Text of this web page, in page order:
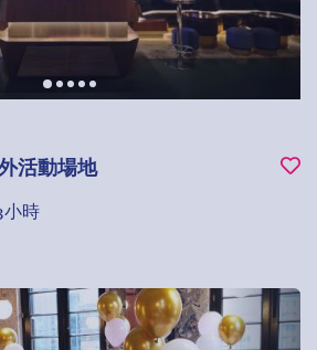
活動場地
小時